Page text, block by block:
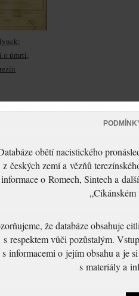
o úmrtí,
obětí nacistického
z českých zemí a vězňů
informace o Romech, Sintech a
že databáze obsahuje
s respektem vůči pozůstalým.
s informacemi o jejím obsahu a je
s materiály a